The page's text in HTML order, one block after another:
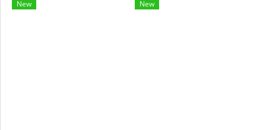
New New